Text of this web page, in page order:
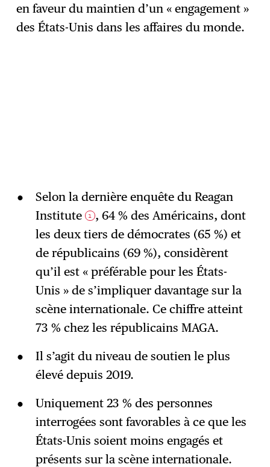
en faveur du maintien d’un « engagement »
des États-Unis dans les affaires du monde.
Selon la dernière enquête du Reagan
Institute
1 , 64 % des Américains, dont
les deux tiers de démocrates (65 %) et
de républicains (69 %), considèrent
qu’il est « préférable pour les États-
Unis » de s’impliquer davantage sur la
scène internationale. Ce chiffre atteint
73 % chez les républicains MAGA.
Il s’agit du niveau de soutien le plus
élevé depuis 2019.
Uniquement 23 % des personnes
interrogées sont favorables à ce que les
États-Unis soient moins engagés et
présents sur la scène internationale.